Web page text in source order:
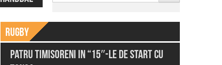
Rugby
Patru timisoreni in “15″-le de start cu